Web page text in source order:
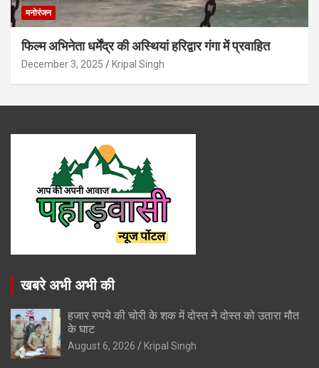
मनोरंजन
फिल्म अभिनेता धर्मेंद्र की अस्थियां हरिद्वार गंगा में प्रवाहित
December 3, 2025 Kripal Singh
खबरे अभी अभी की
हजार रुपये की चोरी के शक में दोस्त ने दोस्त को उतारा मौत
के घाट
August 6, 2026 Kripal Singh